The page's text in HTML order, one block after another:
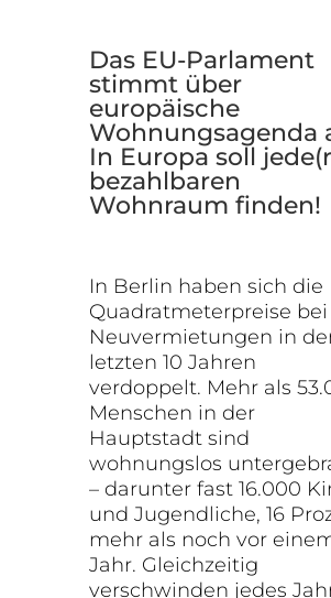
Das EU-Parlament
stimmt über
europäische
Wohnungsagenda
In Europa soll
bezahlbaren
Wohnraum finden!
In Berlin haben sich die
Quadratmeterpreise bei
Neuvermietungen in
letzten 10 Jahren
verdoppelt. Mehr als
Menschen in der
Hauptstadt sind
wohnungslos
– darunter fast 16.000
und Jugendliche, 16
mehr als noch vor
Jahr. Gleichzeitig
verschwinden jedes